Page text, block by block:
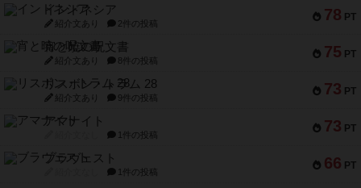
78 PT
インドネシア
紹介文あり 2件の投稿
75 PT
宵と暁の呪文書
紹介文あり 8件の投稿
73 PT
リスボン・トラム 28
紹介文あり 9件の投稿
73 PT
アマナイト
1件の投稿
66 PT
ブラヴェスト
1件の投稿